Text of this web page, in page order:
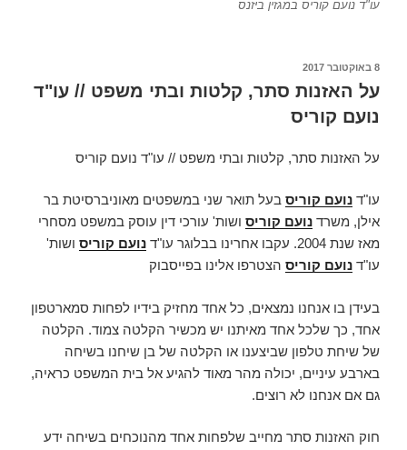
עו"ד נועם קוריס במגזין ביזנס
פורסם
8 באוקטובר 2017
על האזנות סתר, קלטות ובתי משפט // עו"ד
נועם קוריס
על האזנות סתר, קלטות ובתי משפט // עו"ד נועם קוריס
עו"ד נועם קוריס בעל תואר שני במשפטים מאוניברסיטת בר
אילן, משרד נועם קוריס ושות' עורכי דין עוסק במשפט מסחרי
מאז שנת 2004. עקבו אחרינו בבלוגר עו"ד
נועם קוריס ושות'
עו"ד נועם קוריס הצטרפו אלינו בפייסבוק
בעידן בו אנחנו נמצאים, כל אחד מחזיק בידיו לפחות סמארטפון
אחד, כך שלכל אחד מאיתנו יש מכשיר הקלטה צמוד. הקלטה
של שיחת טלפון שביצענו או הקלטה של בן שיחנו בשיחה
בארבע עיניים, יכולה מהר מאוד להגיע אל בית המשפט כראיה,
גם אם אנחנו לא רוצים.
חוק האזנות סתר מחייב שלפחות אחד מהנוכחים בשיחה ידע